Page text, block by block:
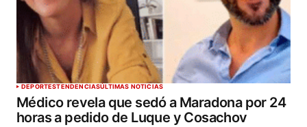
DEPORTESTENDENCIASÚLTIMAS NOTICIAS
Médico revela que sedó a Maradona por 24
horas a pedido de Luque y Cosachov